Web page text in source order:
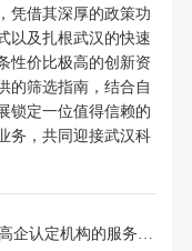
凭借其深厚的政策功
以及扎根武汉的快速
性价比极高的创新资
的筛选指南，结合自
锁定一位值得信赖的
务，共同迎接武汉科
线上VS线下：武汉哪家科小／高企认定机构的服务模式更便捷高效？